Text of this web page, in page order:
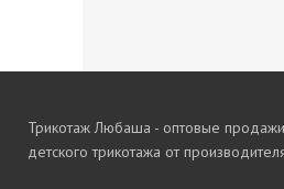
Трикотаж Любаша - оптовые продажи
детского трикотажа от